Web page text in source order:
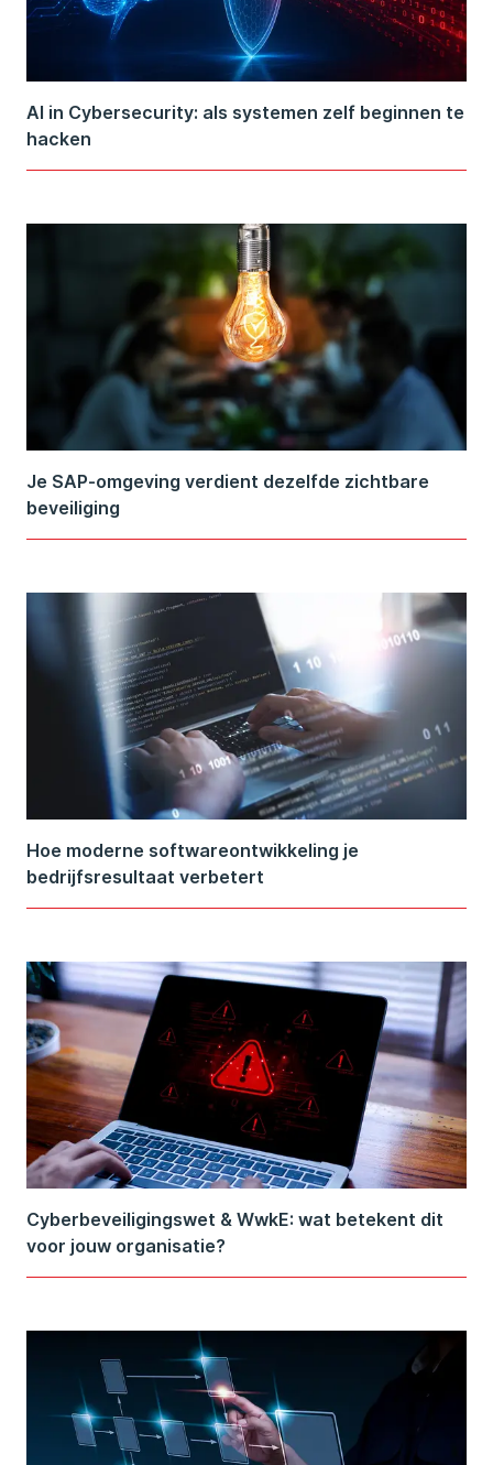
AI in Cybersecurity: als systemen zelf beginnen te
hacken
Je SAP-omgeving verdient dezelfde zichtbare
beveiliging
Hoe moderne softwareontwikkeling je
bedrijfsresultaat verbetert
Cyberbeveiligingswet & WwkE: wat betekent dit
voor jouw organisatie?